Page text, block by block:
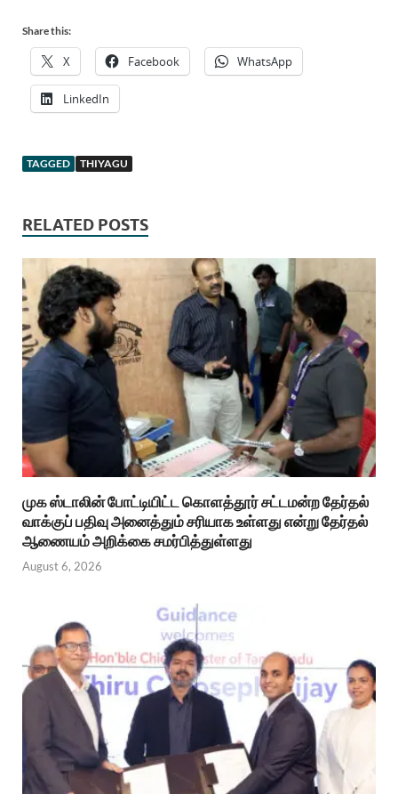
Share this:
X Facebook WhatsApp
LinkedIn
TAGGED THIYAGU
RELATED POSTS
முக ஸ்டாலின் போட்டியிட்ட கொளத்தூர் சட்டமன்ற தேர்தல்
வாக்குப் பதிவு அனைத்தும் சரியாக உள்ளது என்று தேர்தல்
ஆணையம் அறிக்கை சமர்பித்துள்ளது
August 6, 2026